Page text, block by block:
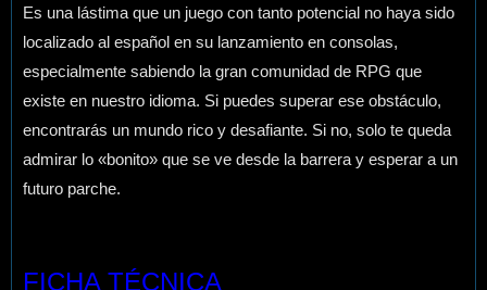
Es una lástima que un juego con tanto potencial no haya sido
localizado al español en su lanzamiento en consolas,
especialmente sabiendo la gran comunidad de RPG que
existe en nuestro idioma. Si puedes superar ese obstáculo,
encontrarás un mundo rico y desafiante. Si no, solo te queda
admirar lo «bonito» que se ve desde la barrera y esperar a un
futuro parche.
FICHA TÉCNICA